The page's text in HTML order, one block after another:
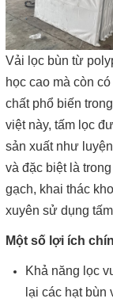
Vải lọc bùn từ
học cao mà còn
chất phổ biến
việt này, tấm lọc
sản xuất như
và đặc biệt là
gạch, khai thác
xuyên sử dụng
Một số lợi ích
Khả năng lọc
lại các hạt bùn